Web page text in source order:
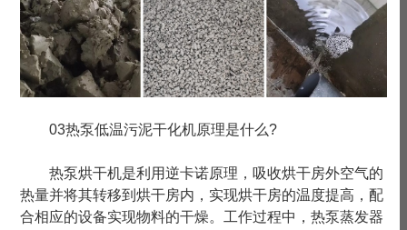
03热泵低温污泥干化机原理是什么?
热泵烘干机是利用逆卡诺原理，吸收烘干房外空气的
热量并将其转移到烘干房内，实现烘干房的温度提高，配
合相应的设备实现物料的干燥。工作过程中，热泵蒸发器